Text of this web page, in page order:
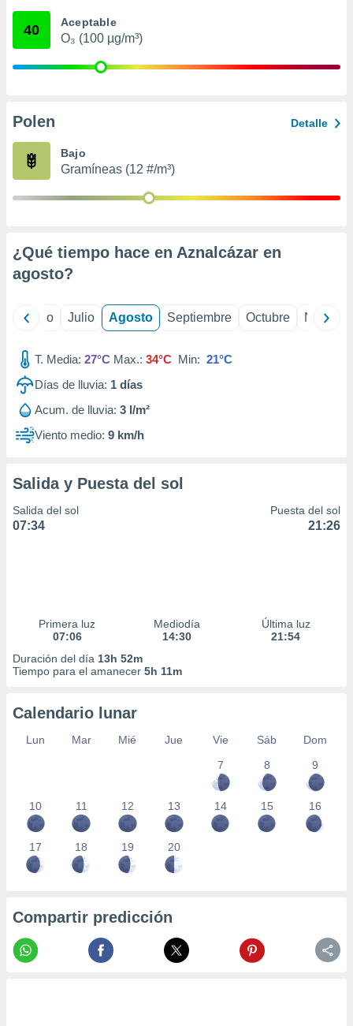
mediante
publicidad
de
40 Aceptable
O₃ (100 µg/m³)
Polen Detalle
Bajo
Gramíneas (12 #/m³)
¿Qué tiempo hace en Aznalcázar en
agosto?
Junio Julio Agosto Septiembre Octubre
T. Media: 27°C Max.: 34°C Min: 21°C
Días de lluvia: 1 días
Acum. de lluvia: 3 l/m²
Viento medio: 9 km/h
Salida y Puesta del sol
Salida del sol
07:34
Puesta del sol
21:26
Primera luz
07:06
Mediodía
14:30
Última luz
21:54
Duración del día 13h 52m
Tiempo para el amanecer 5h 11m
Calendario lunar
Lun Mar Mié Jue Vie Sáb
Dom
7
8 9
10 11 12 13 14 15 16
17 18 19 20
Compartir predicción